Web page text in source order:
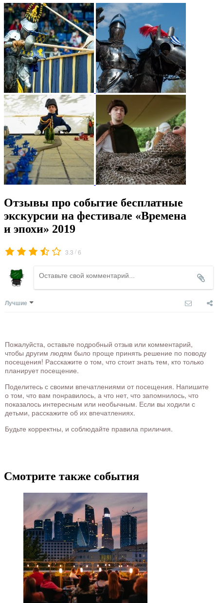
Отзывы про событие бесплатные
экскурсии на фестивале «Времена
и эпохи» 2019
3.3 /6
Лучшие
Пожалуйста, оставьте подробный отзыв или комментарий,
чтобы другим людям было проще принять решение по поводу
посещения! Расскажите о том, что стоит знать тем, кто только
планирует посещение.
Поделитесь с своими впечатлениями от посещения. Напишите
о том, что вам понравилось, а что нет, что запомнилось, что
показалось интересным или необычным. Если вы ходили с
детьми, расскажите об их впечатлениях.
Будьте корректны, и соблюдайте правила приличия.
Смотрите также события